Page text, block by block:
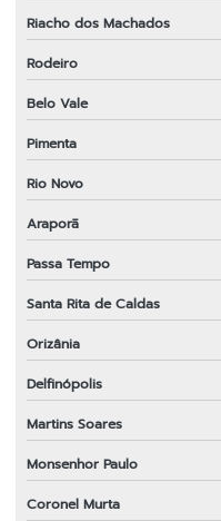
Riacho dos Machados
Rodeiro
Belo Vale
Pimenta
Rio Novo
Araporã
Passa Tempo
Santa Rita de Caldas
Orizânia
Delfinópolis
Martins Soares
Monsenhor Paulo
Coronel Murta